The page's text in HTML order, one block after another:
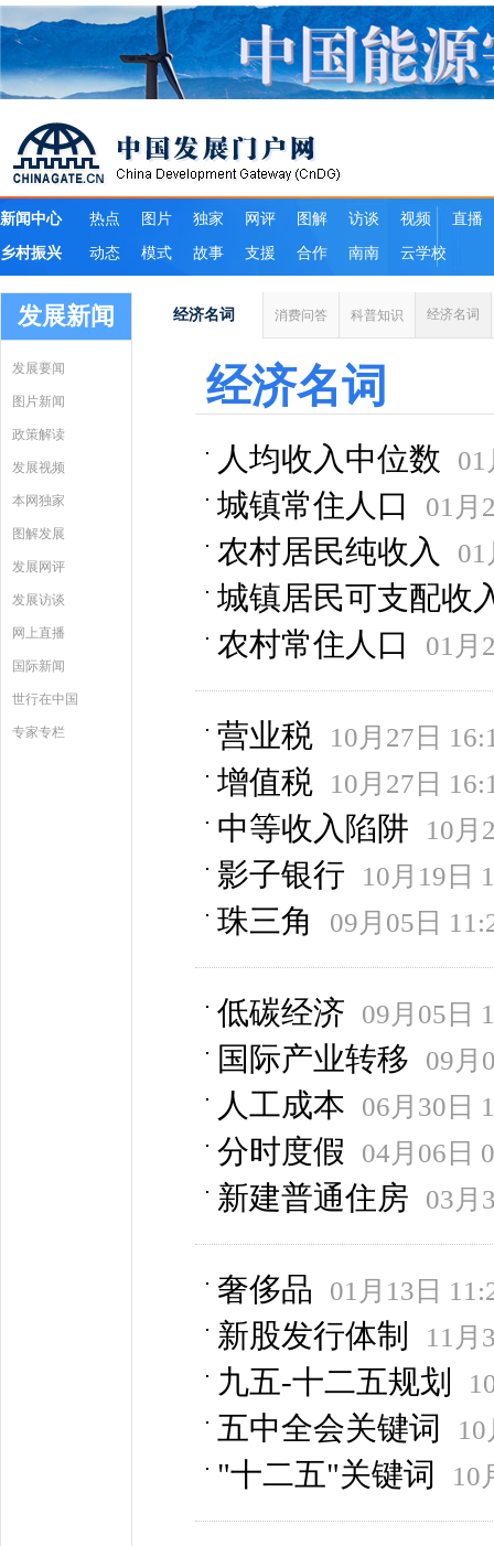
发展新闻
发展要闻
图片新闻
政策解读
发展视频
本网独家
图解发展
发展网评
发展访谈
网上直播
国际新闻
世行在中国
专家专栏
经济名词 消费问答 科普知识 经济名词
经济名词
人均收入中位数 01
城镇常住人口 01月
农村居民纯收入 01
城镇居民可支配收
农村常住人口
01月
营业税 10月27日
增值税 10月27日
中等收入陷阱 10月
影子银行 10月19日
珠三角 09月05日
低碳经济 09月05日
国际产业转移 09月
人工成本 06月30日
分时度假 04月06日
新建普通住房 03月
奢侈品 01月13日
新股发行体制 11月
九五-十二五规划
五中全会关键词
"十二五"关键词 10